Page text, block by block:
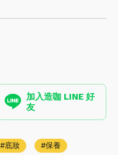
加入造咖 LINE 好
友
底妝 保養